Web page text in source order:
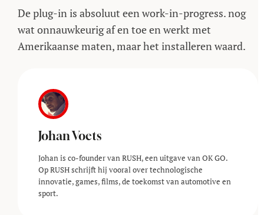
De plug-in is absoluut een work-in-progress. nog
wat onnauwkeurig af en toe en werkt met
Amerikaanse maten, maar het installeren waard.
Johan Voets
Johan is co-founder van RUSH, een uitgave van OK GO.
Op RUSH schrijft hij vooral over technologische
innovatie, games, films, de toekomst van automotive en
sport.